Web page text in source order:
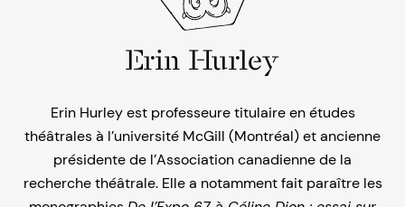
Erin Hurley
Erin Hurley est professeure titulaire en études
théâtrales à l’université McGill (Montréal) et ancienne
présidente de l’Association canadienne de la
recherche théâtrale. Elle a notamment fait paraître les